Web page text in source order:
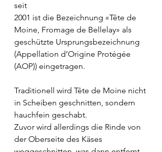
seit
2001 ist die Bezeichnung «Tête de
Moine, Fromage de Bellelay» als
geschützte Ursprungsbezeichnung
(Appellation d’Origine Protégée
(AOP)) eingetragen.
Traditionell wird Tête de Moine nicht
in Scheiben geschnitten, sondern
hauchfein geschabt.
Zuvor wird allerdings die Rinde von
der Oberseite des Käses